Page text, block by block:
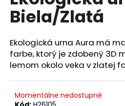
0,0
hviezdičiek.
Biela/Zlatá
Ekologická urna Aura má
farbe, ktorý je zdobený 3D
lemom okolo veka v zlatej
Momentálne nedostupné
á
j
s
ť
?